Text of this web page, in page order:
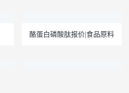
酪蛋白磷酸肽报价|食品原料